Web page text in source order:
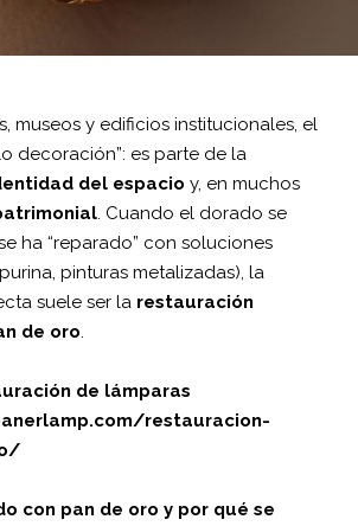
museos y edificios institucionales, el
decoración”: es parte de la
del espacio y, en muchos
. Cuando el dorado se
ha “reparado” con soluciones
pinturas metalizadas), la
suele ser la restauración
de oro.
de lámparas
restauracion-
con pan de oro y por qué se